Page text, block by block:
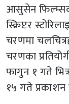
आसुसेन
स्क्रिप्टर
चरणमा
चरणका
फागुन १ गते
१५ गते प्रकाशन